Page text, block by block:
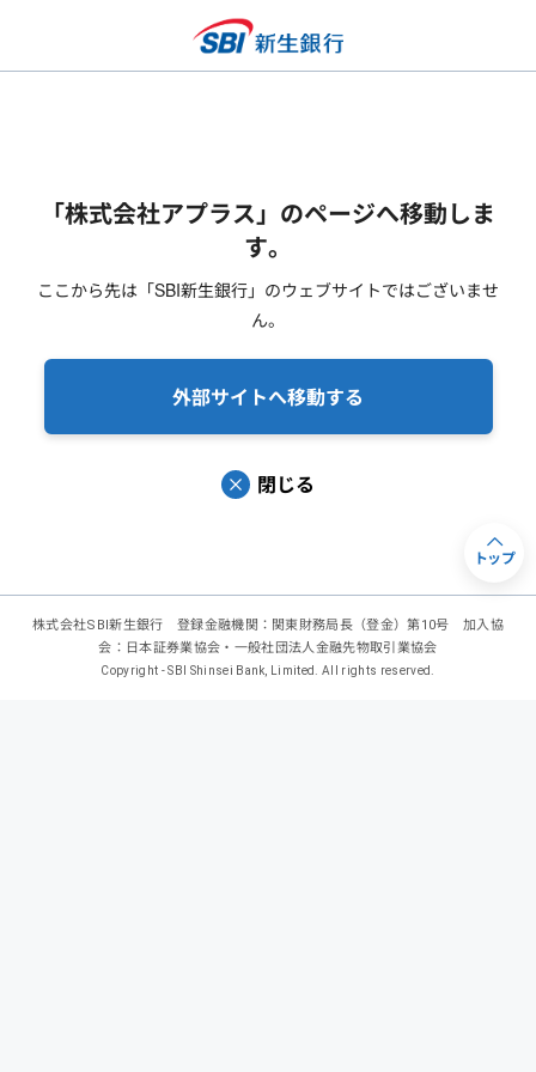
「株式会社アプラス」のページへ移動しま
す。
ここから先は「SBI新生銀行」のウェブサイトではございませ
ん。
外部サイトへ移動する
閉じる
株式会社SBI新生銀行 登録金融機関：関東財務局長（登金）第10号 加入協
会：日本証券業協会・一般社団法人金融先物取引業協会
Copyright - SBI Shinsei Bank, Limited. All rights reserved.
トップ